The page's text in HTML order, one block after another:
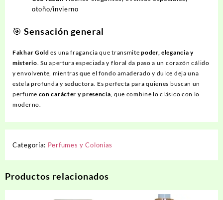
otoño/invierno
🎯 Sensación general
Fakhar Gold es una fragancia que transmitepoder, elegancia y
misterio . Su apertura especiada y floral da paso a un corazón cálido
y envolvente, mientras que el fondo amaderado y dulce deja una
estela profunda y seductora. Es perfecta para quienes buscan un
perfume con carácter y presencia , que combine lo clásico con lo
moderno.
Categoría: Perfumes y Colonias
Productos relacionados